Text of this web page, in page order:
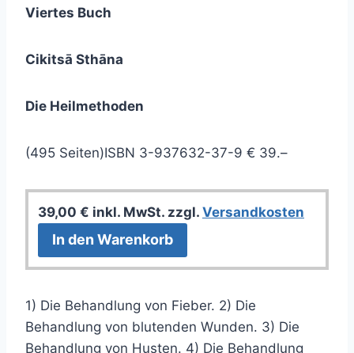
Viertes Buch
Cikitsā Sthāna
Die Heilmethoden
(495 Seiten)ISBN 3-937632-37-9 € 39.–
39,00 € inkl. MwSt. zzgl. Versandkosten
In den Warenkorb
1) Die Behandlung von Fieber. 2) Die
Behandlung von blutenden Wunden. 3) Die
Behandlung von Husten. 4) Die Behandlung